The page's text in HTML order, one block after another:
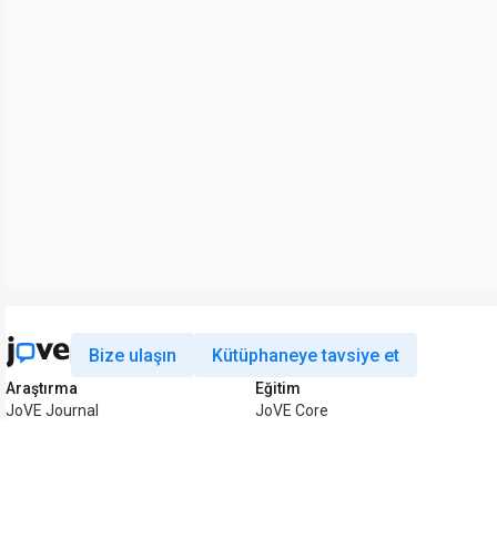
Bize ulaşın Kütüphaneye tavsiye et
Araştırma
JoVE Journal
Eğitim
JoVE Core